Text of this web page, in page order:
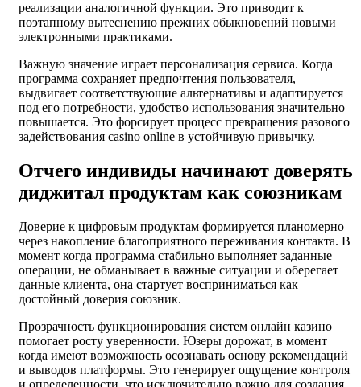
реализации аналогичной функции. Это приводит к
поэтапному вытеснению прежних обыкновений новыми
электронными практиками.
Важную значение играет персонализация сервиса. Когда
программа сохраняет предпочтения пользователя,
выдвигает соответствующие альтернативы и адаптируется
под его потребности, удобство использования значительно
повышается. Это форсирует процесс превращения разового
задействования casino online в устойчивую привычку.
Отчего индивиды начинают доверять
диджитал продуктам как союзникам
Доверие к цифровым продуктам формируется планомерно
через накопление благоприятного переживания контакта. В
момент когда программа стабильно выполняет заданные
операции, не обманывает в важные ситуации и оберегает
данные клиента, она стартует восприниматься как
достойный доверия союзник.
Прозрачность функционирования систем онлайн казино
помогает росту уверенности. Юзеры дорожат, в момент
когда имеют возможность осознавать основу рекомендаций
и выводов платформы. Это генерирует ощущение контроля
и определенности, что исключительно важно для создания